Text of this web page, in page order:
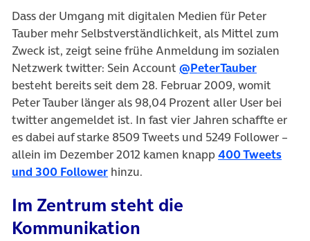
Dass der Umgang mit digitalen Medien für Peter
Tauber mehr Selbstverständlichkeit, als Mittel zum
Zweck ist, zeigt seine frühe Anmeldung im sozialen
Netzwerk twitter: Sein Account @PeterTauber
besteht bereits seit dem 28. Februar 2009, womit
Peter Tauber länger als 98,04 Prozent aller User bei
twitter angemeldet ist. In fast vier Jahren schaffte er
es dabei auf starke 8509 Tweets und 5249 Follower –
allein im Dezember 2012 kamen knapp400 Tweets
und 300 Follower hinzu.
Im Zentrum steht die
Kommunikation